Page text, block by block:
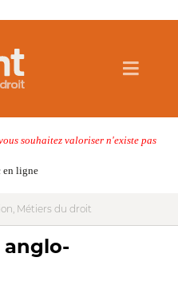
souhaitez valoriser n'existe pas
en ligne
Métiers du droit